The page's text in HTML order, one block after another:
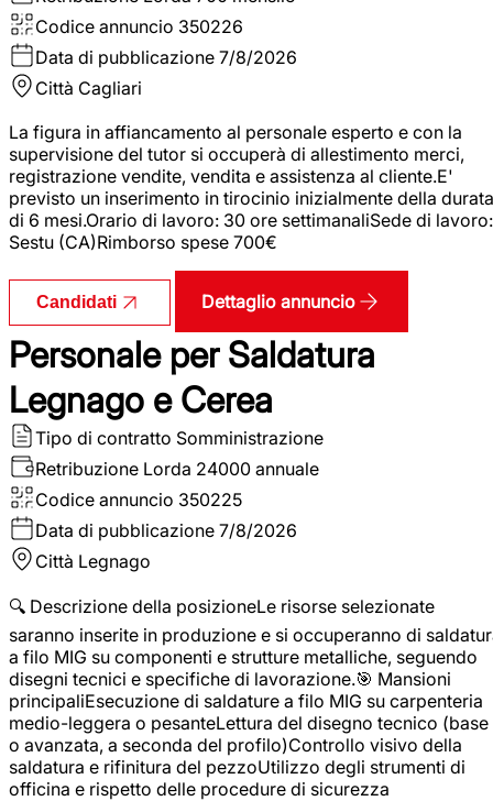
Codice annuncio 350226
Data di pubblicazione 7/8/2026
Città Cagliari
La figura in affiancamento al personale esperto e con la
supervisione del tutor si occuperà di allestimento merci,
registrazione vendite, vendita e assistenza al cliente.E'
previsto un inserimento in tirocinio inizialmente della durata
di 6 mesi.Orario di lavoro: 30 ore settimanaliSede di lavoro:
Sestu (CA)Rimborso spese 700€
Candidati Dettaglio annuncio
Personale per Saldatura
Legnago e Cerea
Tipo di contratto Somministrazione
Retribuzione Lorda 24000 annuale
Codice annuncio 350225
Data di pubblicazione 7/8/2026
Città Legnago
🔍 Descrizione della posizioneLe risorse selezionate
saranno inserite in produzione e si occuperanno di
a filo MIG su componenti e strutture metalliche, seguendo
disegni tecnici e specifiche di lavorazione.🎯 Mansioni
principaliEsecuzione di saldature a filo MIG su carpenteria
medio-leggera o pesanteLettura del disegno tecnico (base
o avanzata, a seconda del profilo)Controllo visivo della
saldatura e rifinitura del pezzoUtilizzo degli strumenti di
officina e rispetto delle procedure di sicurezza